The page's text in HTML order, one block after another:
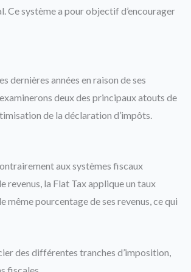
système a pour objectif d’encourager
dernières années en raison de ses
deux des principaux atouts de
de la déclaration d’impôts.
aux systèmes fiscaux
revenus, la Flat Tax applique un taux
pourcentage de ses revenus, ce qui
des différentes tranches d’imposition,